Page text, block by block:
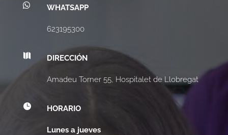
 WHATSAPP
623195300
 DIRECCIÓN
Amadeu Torner 55, Hospitalet de Llobregat
 HORARIO
Lunes a jueves